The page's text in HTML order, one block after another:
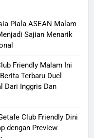
Piala ASEAN Malam
Sajian Menarik
Friendly Malam Ini
Terbaru Duel
Dari Inggris Dan
Club Friendly Dini
dengan Preview